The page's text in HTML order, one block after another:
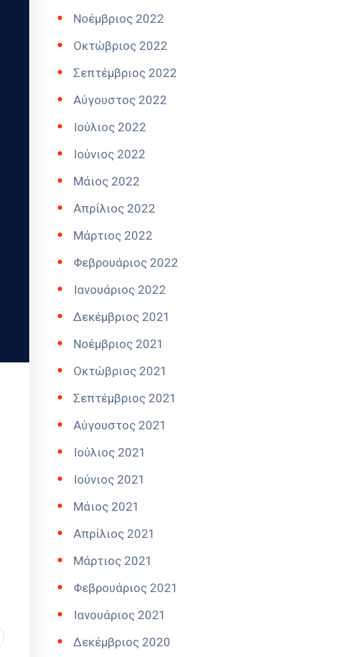
Νοέμβριος 2022
Οκτώβριος 2022
Σεπτέμβριος 2022
Αύγουστος 2022
Ιούλιος 2022
Ιούνιος 2022
Μάιος 2022
Απρίλιος 2022
Μάρτιος 2022
Φεβρουάριος 2022
Ιανουάριος 2022
Δεκέμβριος 2021
Νοέμβριος 2021
Οκτώβριος 2021
Σεπτέμβριος 2021
Αύγουστος 2021
Ιούλιος 2021
Ιούνιος 2021
Μάιος 2021
Απρίλιος 2021
Μάρτιος 2021
Φεβρουάριος 2021
Ιανουάριος 2021
Δεκέμβριος 2020